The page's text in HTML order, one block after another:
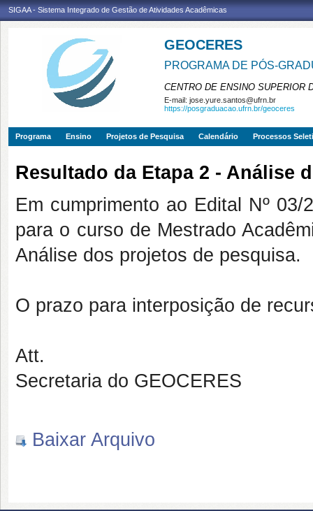
SIGAA - Sistema Integrado de Gestão de Atividades Acadêmicas
GEOCERES
PROGRAMA DE PÓS-
CENTRO DE ENSINO SUPERIOR
E-mail: jose.yure.santos@ufrn.br
https://posgraduacao.ufrn.br/geoceres
Programa Ensino Projetos de Pesquisa Calendário Processos
Resultado da Etapa 2 - Análise
Em cumprimento ao Edital Nº
para o curso de Mestrado
Análise dos projetos de pesquisa.
O prazo para interposição de
Att.
Secretaria do GEOCERES
Baixar Arquivo